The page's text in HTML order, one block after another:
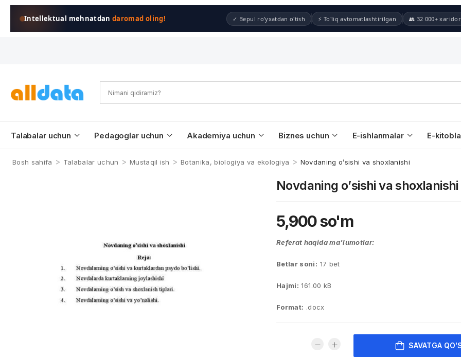
Intellektual mehnatdandaromad oling! ✓ Bepul ro'yxatdan o'tish ⚡ To'liq avtomatlashtirilgan 👥 32 000+ xaridor
Talabalar uchun Pedagoglar uchun Akademiya uchun Biznes uchun E-ishlanmalar E-
Bosh sahifa > Talabalar uchun > Mustaqil ish > Botanika, biologiya va ekologiya > Novdaning о’sishi va shoxlanishi
Novdaning о’sishi va shoxlanishi
5,900so'm
Referat haqida ma’lumotlar:
Betlar soni: 17 bet
Hajmi: 161.00 kB
Format: .docx
SAVATGA